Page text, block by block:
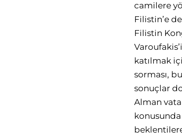
camilere
Filistin’e
Filistin
katılmak
sorması,
sonuçlar
Alman